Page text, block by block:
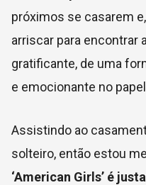
próximos se casarem
arriscar para encontrar
gratificante, de uma
e emocionante no
Assistindo ao
solteiro, então estou
‘American Girls’ é